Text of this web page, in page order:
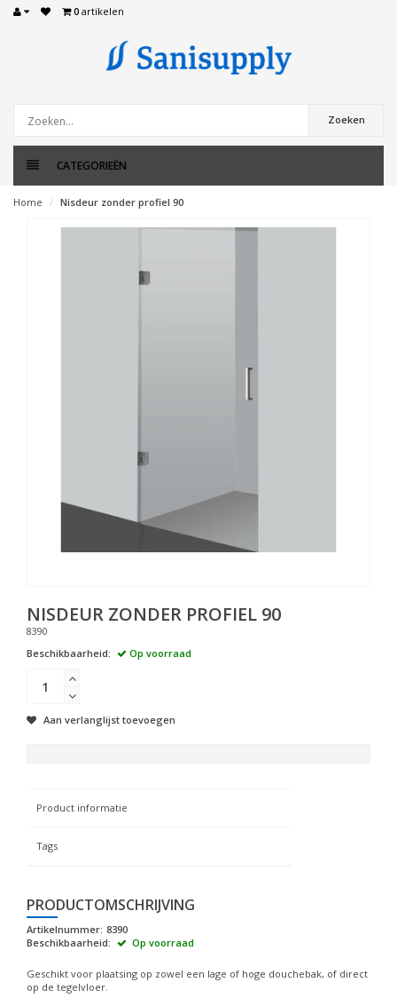
0 artikelen
Zoeken
CATEGORIEËN
Home Nisdeur zonder profiel 90
NISDEUR ZONDER PROFIEL 90
8390
Beschikbaarheid:
Op voorraad
Aan verlanglijst toevoegen
Product informatie
Tags
PRODUCTOMSCHRIJVING
Artikelnummer: 8390
Beschikbaarheid:
Op voorraad
Geschikt voor plaatsing op zowel een lage of hoge douchebak, of direct
op de tegelvloer.